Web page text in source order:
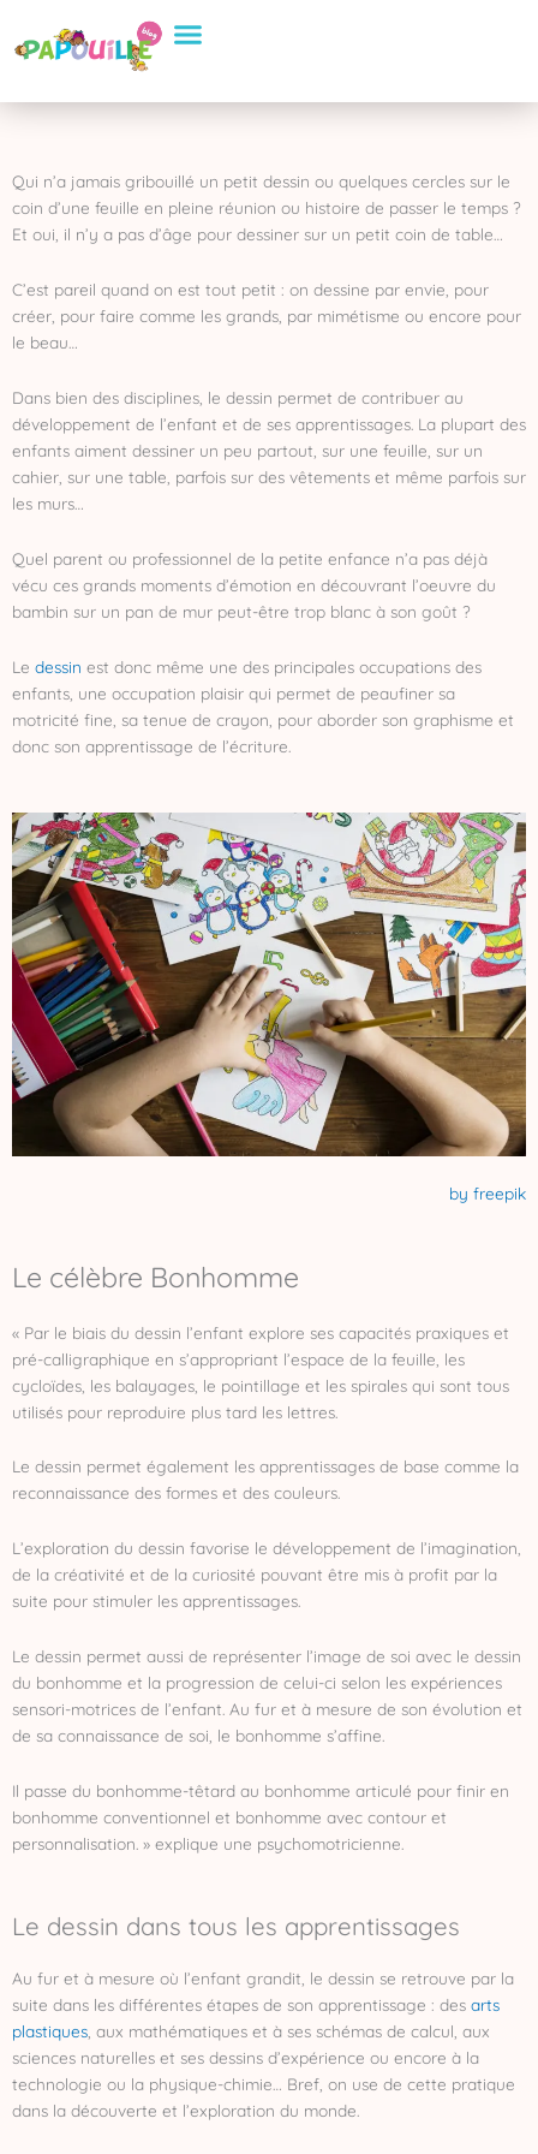
contenu
Qui n’a jamais gribouillé un petit dessin ou quelques cercles sur le
coin d’une feuille en pleine réunion ou histoire de passer le temps ?
Et oui, il n’y a pas d’âge pour dessiner sur un petit coin de table…
C’est pareil quand on est tout petit : on dessine par envie, pour
créer, pour faire comme les grands, par mimétisme ou encore pour
le beau…
Dans bien des disciplines, le dessin permet de contribuer au
développement de l’enfant et de ses apprentissages. La plupart des
enfants aiment dessiner un peu partout, sur une feuille, sur un
cahier, sur une table, parfois sur des vêtements et même parfois sur
les murs…
Quel parent ou professionnel de la petite enfance n’a pas déjà
vécu ces grands moments d’émotion en découvrant l’oeuvre du
bambin sur un pan de mur peut-être trop blanc à son goût ?
Le dessin est donc même une des principales occupations des
enfants, une occupation plaisir qui permet de peaufiner sa
motricité fine, sa tenue de crayon, pour aborder son graphisme et
donc son apprentissage de l’écriture.
by freepik
Le célèbre Bonhomme
« Par le biais du dessin l’enfant explore ses capacités praxiques et
pré-calligraphique en s’appropriant l’espace de la feuille, les
cycloïdes, les balayages, le pointillage et les spirales qui sont tous
utilisés pour reproduire plus tard les lettres.
Le dessin permet également les apprentissages de base comme la
reconnaissance des formes et des couleurs.
L’exploration du dessin favorise le développement de l’imagination,
de la créativité et de la curiosité pouvant être mis à profit par la
suite pour stimuler les apprentissages.
Le dessin permet aussi de représenter l’image de soi avec le dessin
du bonhomme et la progression de celui-ci selon les expériences
sensori-motrices de l’enfant. Au fur et à mesure de son évolution et
de sa connaissance de soi, le bonhomme s’affine.
Il passe du bonhomme-têtard au bonhomme articulé pour finir en
bonhomme conventionnel et bonhomme avec contour et
personnalisation. » explique une psychomotricienne.
Le dessin dans tous les apprentissages
Au fur et à mesure où l’enfant grandit, le dessin se retrouve par la
suite dans les différentes étapes de son apprentissage : des arts
plastiques , aux mathématiques et à ses schémas de calcul, aux
sciences naturelles et ses dessins d’expérience ou encore à la
technologie ou la physique-chimie… Bref, on use de cette pratique
dans la découverte et l’exploration du monde.